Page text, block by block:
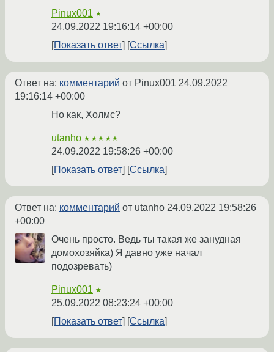
Pinux001 ★
24.09.2022 19:16:14 +00:00
Показать ответ
Ссылка
Ответ на: комментарий от Pinux001 24.09.2022
19:16:14 +00:00
Но как, Холмс?
utanho ★★★★★
24.09.2022 19:58:26 +00:00
Показать ответ
Ссылка
Ответ на: комментарий от utanho 24.09.2022 19:58:26
+00:00
Очень просто. Ведь ты такая же занудная
домохозяйка) Я давно уже начал
подозревать)
Pinux001 ★
25.09.2022 08:23:24 +00:00
Показать ответ
Ссылка